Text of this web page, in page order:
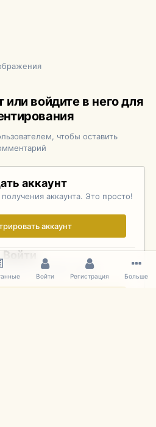
или войдите в него для
чтобы оставить
аккаунт
аккаунта. Это просто!
аккаунт
Войти
Войдите здесь.
Войти Регистрация Больше